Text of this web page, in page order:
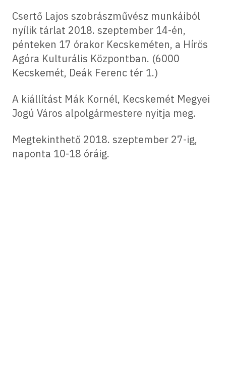
Csertő Lajos szobrászművész munkáiból
nyílik tárlat 2018. szeptember 14-én,
pénteken 17 órakor Kecskeméten, a Hírös
Agóra Kulturális Központban. (6000
Kecskemét, Deák Ferenc tér 1.)
A kiállítást Mák Kornél, Kecskemét Megyei
Jogú Város alpolgármestere nyitja meg.
Megtekinthető 2018. szeptember 27-ig,
naponta 10-18 óráig.